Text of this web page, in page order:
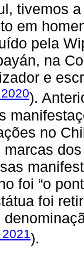
tivemos
em
pela
na
e
).
no
foi “o
foi
).